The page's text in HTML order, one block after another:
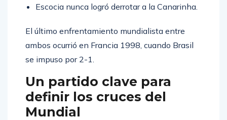
Escocia nunca logró derrotar a la Canarinha.
El último enfrentamiento mundialista entre
ambos ocurrió en Francia 1998, cuando Brasil
se impuso por 2-1.
Un partido clave para
definir los cruces del
Mundial